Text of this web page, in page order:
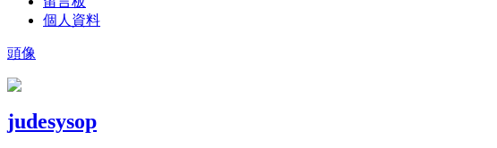
個人資料
頭像
judesysop